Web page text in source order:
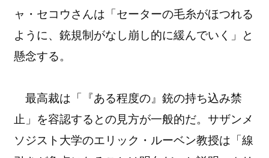
ャ・セコウさんは「セーターの毛糸がほつれる
ように、銃規制がなし崩し的に緩んでいく」と
懸念する。
最高裁は「『ある程度の』銃の持ち込み禁
止」を容認するとの見方が一般的だ。サザンメ
ソジスト大学のエリック・ルーベン教授は「線